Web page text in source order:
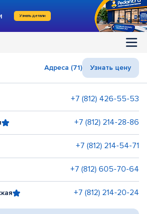
Узнать детали
Адреса (71) Узнать цену
+7 (812) 426-55-53
+7 (812) 214-28-86
+7 (812) 214-54-71
+7 (812) 605-70-64
+7 (812) 214-20-24